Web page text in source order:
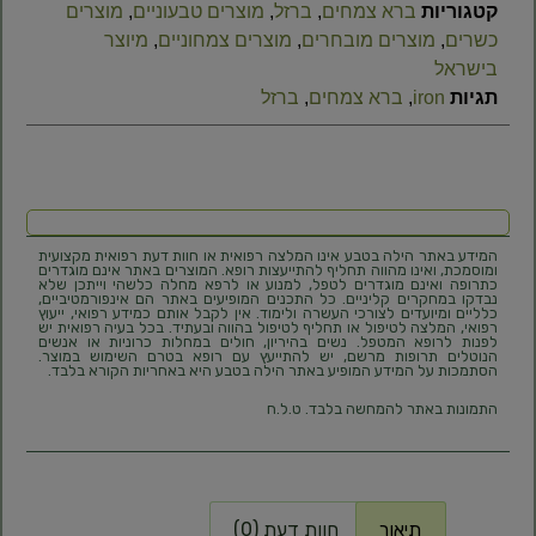
קטגוריות ברא צמחים, ברזל, מוצרים טבעוניים, מוצרים
כשרים, מוצרים מובחרים, מוצרים צמחוניים, מיוצר
בישראל
תגיות iron
, ברא צמחים, ברזל
המידע באתר הילה בטבע אינו המלצה רפואית או חוות דעת רפואית מקצועית
ומוסמכת, ואינו מהווה תחליף להתייעצות רופא. המוצרים באתר אינם מוגדרים
כתרופה ואינם מוגדרים לטפל, למנוע או לרפא מחלה כלשהי וייתכן שלא
נבדקו במחקרים קליניים. כל התכנים המופיעים באתר הם אינפורמטיביים,
כלליים ומיועדים לצורכי העשרה ולימוד. אין לקבל אותם כמידע רפואי, ייעוץ
רפואי, המלצה לטיפול או תחליף לטיפול בהווה ובעתיד. בכל בעיה רפואית יש
לפנות לרופא המטפל. נשים בהיריון, חולים במחלות כרוניות או אנשים
הנוטלים תרופות מרשם, יש להתייעץ עם רופא בטרם השימוש במוצר.
הסתמכות על המידע המופיע באתר הילה בטבע היא באחריות הקורא בלבד.
התמונות באתר להמחשה בלבד. ט.ל.ח
תיאור חוות דעת (0)